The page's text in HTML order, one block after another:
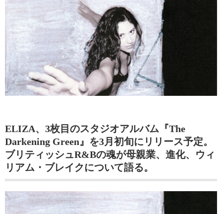
ELIZA、3枚目のスタジオアルバム『The
Darkening Green』を3月初旬にリリース予定。
ブリティッシュR&Bの魂が母親業、進化、ウィ
リアム・ブレイクについて語る。